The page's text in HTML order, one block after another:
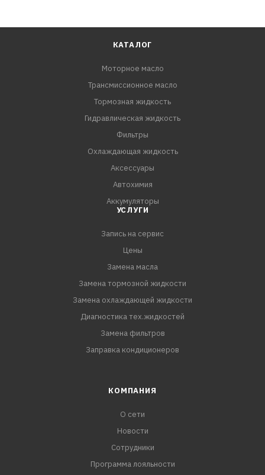
КАТАЛОГ
Моторное масло
Трансмиссионное масло
Тормозная жидкость
Гидравлическая жидкость
Фильтры
Охлаждающая жидкость
Аксессуары
Автохимия
Аккумуляторы
УСЛУГИ
Запись на сервис
Цены
Замена масла
Замена тормозной жидкости
Замена охлаждающей жидкости
Диагностика тех.жидкостей
Замена фильтров
Заправка кондиционеров
КОМПАНИЯ
О сети
Новости
Сотрудники
Программа лояльности